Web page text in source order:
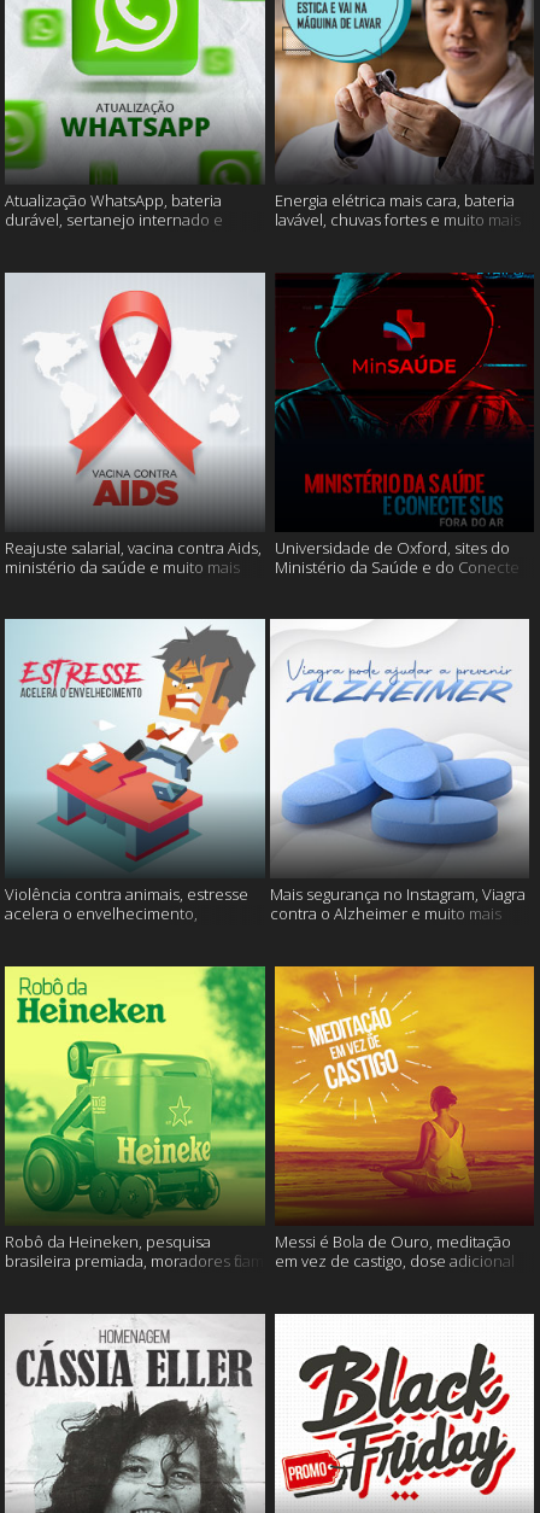
Atualização WhatsApp, bateria
durável, sertanejo internado e
Energia elétrica mais cara, bateria
lavável, chuvas fortes e muito mais
Reajuste salarial, vacina contra Aids,
ministério da saúde e muito mais
Universidade de Oxford, sites do
Ministério da Saúde e do Conecte
Violência contra animais, estresse
acelera o envelhecimento,
Mais segurança no Instagram, Viagra
contra o Alzheimer e muito mais
Robô da Heineken, pesquisa
brasileira premiada, moradores ficam
Messi é Bola de Ouro, meditação
em vez de castigo, dose adicional